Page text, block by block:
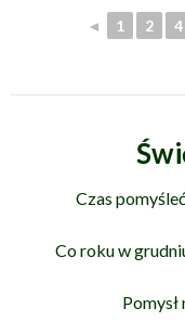
◄ 1 2 4
Czas
Co roku w